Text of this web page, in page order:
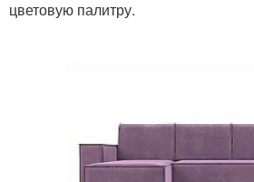
Светильники для
светильники
цветовую палитру.